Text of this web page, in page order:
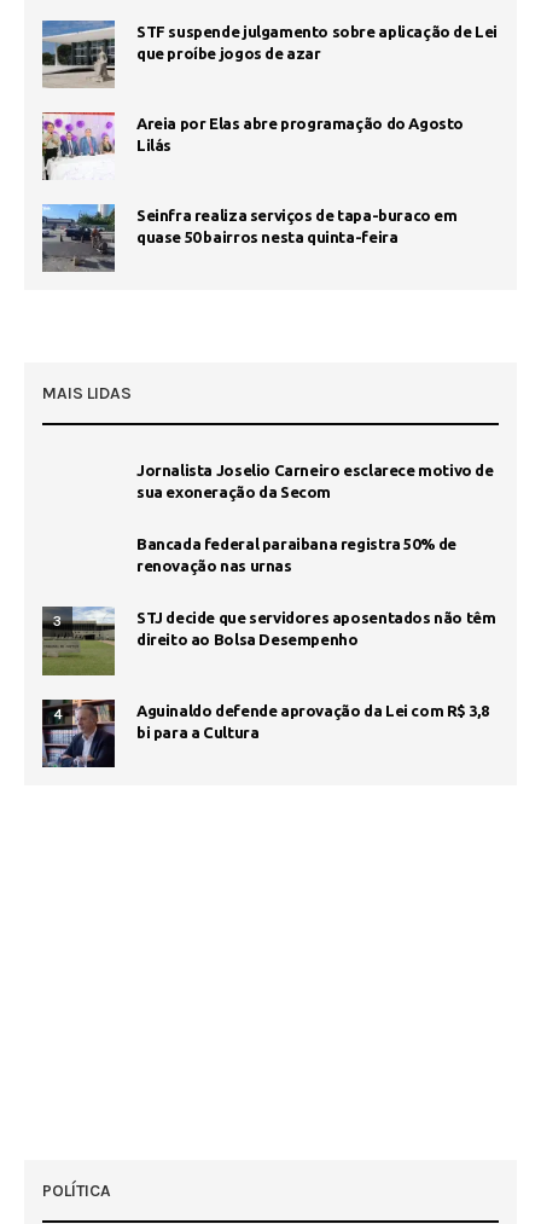
STF suspende julgamento sobre aplicação de Lei
que proíbe jogos de azar
Areia por Elas abre programação do Agosto
Lilás
Seinfra realiza serviços de tapa-buraco em
quase 50 bairros nesta quinta-feira
MAIS LIDAS
Jornalista Joselio Carneiro esclarece motivo de
sua exoneração da Secom
Bancada federal paraibana registra 50% de
renovação nas urnas
3
STJ decide que servidores aposentados não têm
direito ao Bolsa Desempenho
4
Aguinaldo defende aprovação da Lei com R$ 3,8
bi para a Cultura
POLÍTICA